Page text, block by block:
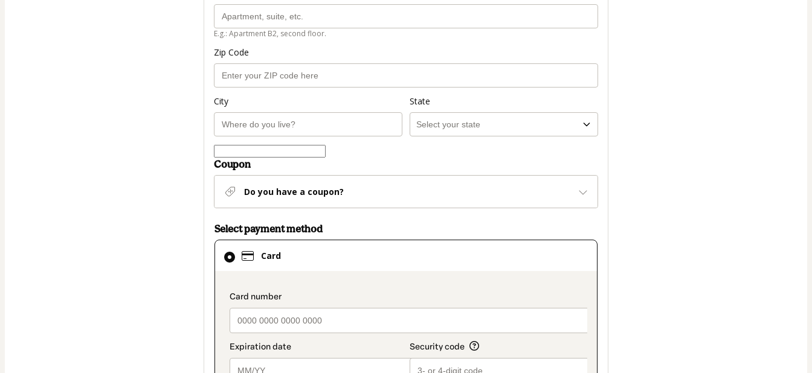
E.g.: Apartment B2, second floor.
Zip Code
City State
Coupon
Do you have a coupon?
Select payment method
Card
payment_data.section_title_v2
Card
selected
method